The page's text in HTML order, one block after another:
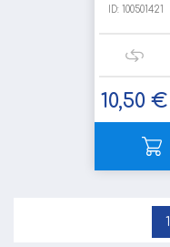
ID: 100501421
10,50 €
1